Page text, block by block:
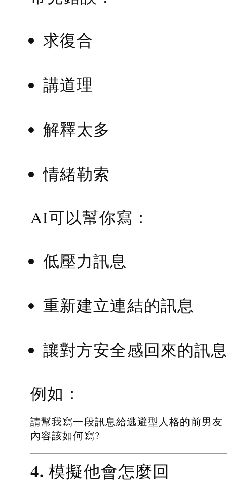
求復合
講道理
解釋太多
情緒勒索
AI可以幫你寫：
低壓力訊息
重新建立連結的訊息
讓對方安全感回來的訊
例如：
請幫我寫一段訊息給逃避型人格的前男友
內容該如何寫?
4. 模擬他會怎麼回